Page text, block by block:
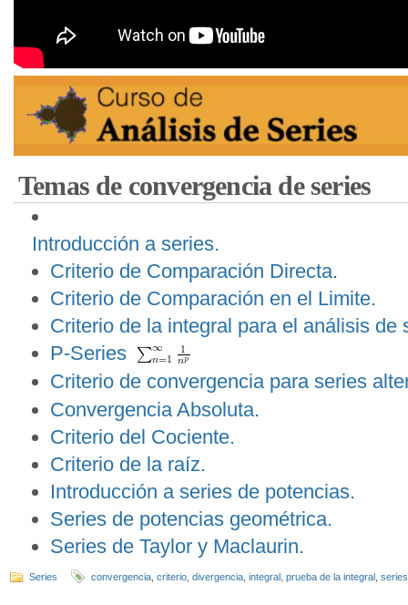
Temas de convergencia de series
Introducción a series.
Criterio de Comparación Directa.
Criterio de Comparación en el Limite.
Criterio de la integral para el análisis de
P-Series
Criterio de convergencia para series
Convergencia Absoluta.
Criterio del Cociente.
Criterio de la raíz.
Introducción a series de potencias.
Series de potencias geométrica.
Series de Taylor y Maclaurin.
Series convergencia criterio divergencia integral prueba de la integral series